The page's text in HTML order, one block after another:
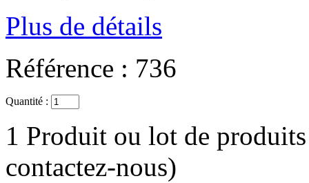
Plus de détails
Référence : 736
Quantité :
1 Produit ou lot de
contactez-nous)